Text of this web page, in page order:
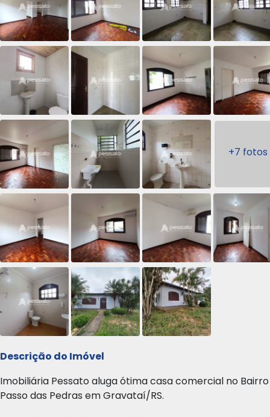
+7 fotos
Descrição do Imóvel
Imobiliária Pessato aluga ótima casa comercial no Bairro
Passo das Pedras em Gravataí/RS.